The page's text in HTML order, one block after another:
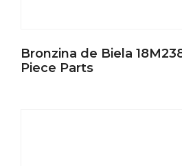
Bronzina de Biela
Piece Parts